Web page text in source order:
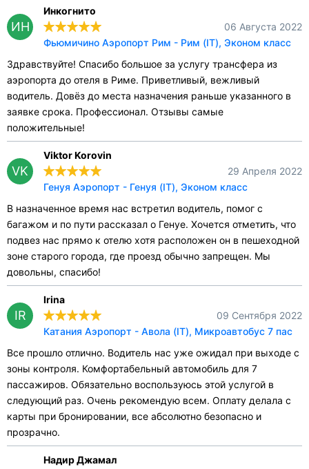
ИН
Инкогнито
06 Августа 2022
Фьюмичино Аэропорт Рим - Рим (IT), Эконом класс
Здравствуйте! Спасибо большое за услугу трансфера из
аэропорта до отеля в Риме. Приветливый, вежливый
водитель. Довёз до места назначения раньше указанного в
заявке срока. Профессионал. Отзывы самые
положительные!
VK
Viktor Korovin
29 Апреля 2022
Генуя Аэропорт - Генуя (IT), Эконом класс
В назначенное время нас встретил водитель, помог с
багажом и по пути рассказал о Генуе. Хочется отметить, что
подвез нас прямо к отелю хотя расположен он в пешеходной
зоне старого города, где проезд обычно запрещен. Мы
довольны, спасибо!
IR
Irina
09 Сентября 2022
Катания Аэропорт - Авола (IT), Микроавтобус 7 пас
Все прошло отлично. Водитель нас уже ожидал при выходе с
зоны контроля. Комфортабельный автомобиль для 7
пассажиров. Обязательно воспользуюсь этой услугой в
следующий раз. Очень рекомендую всем. Оплату делала с
карты при бронировании, все абсолютно безопасно и
прозрачно.
Надир Джамал